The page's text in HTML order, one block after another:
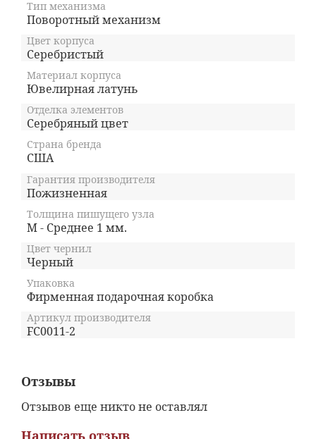
Тип механизма
Поворотный механизм
Цвет корпуса
Серебристый
Материал корпуса
Ювелирная латунь
Отделка элементов
Серебряный цвет
Страна бренда
США
Гарантия производителя
Пожизненная
Толщина пишущего узла
M - Среднее 1 мм.
Цвет чернил
Черный
Упаковка
Фирменная подарочная коробка
Артикул производителя
FC0011-2
Отзывы
Отзывов еще никто не оставлял